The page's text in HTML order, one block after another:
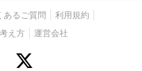
あるご質問
利用規約
え方
運営会社